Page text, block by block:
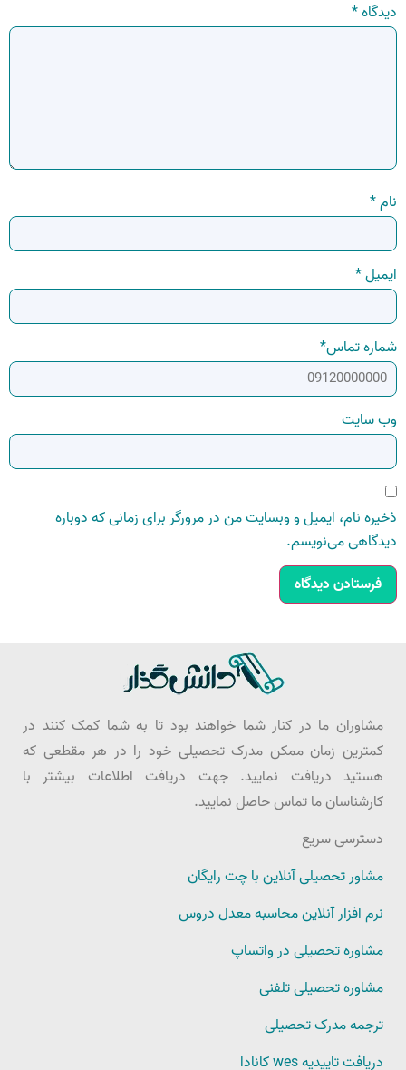
دیدگاه*
نام*
ایمیل*
شماره تماس*
وب‌ سایت
ذخیره نام، ایمیل و وبسایت من در مرورگر برای زمانی که دوباره
دیدگاهی می‌نویسم.
مشاوران ما در کنار شما خواهند بود تا به شما کمک کنند در
کمترین زمان ممکن مدرک تحصیلی خود را در هر مقطعی که
هستید دریافت نمایید. جهت دریافت اطلاعات بیشتر با
کارشناسان ما تماس حاصل نمایید.
دسترسی سریع
مشاور تحصیلی آنلاین با چت رایگان
نرم افزار آنلاین محاسبه معدل دروس
مشاوره تحصیلی در واتساپ
مشاوره تحصیلی تلفنی
ترجمه مدرک تحصیلی
دریافت تاییدیه wes کانادا